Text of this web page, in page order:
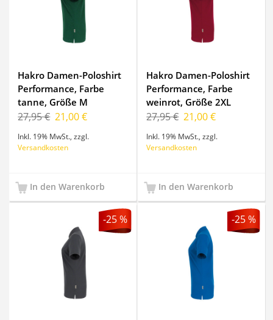
Hakro Damen-Poloshirt
Performance, Farbe
tanne, Größe M
27,95 € 21,00 €
Inkl. 19% MwSt. ,zzgl.
Versandkosten
In den Warenkorb
Hakro Damen-Poloshirt
Performance, Farbe
weinrot, Größe 2XL
27,95 € 21,00 €
Inkl. 19% MwSt. ,zzgl.
Versandkosten
In den Warenkorb
-25 % -25 %